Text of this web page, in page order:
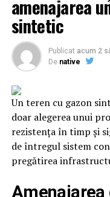
Parfumierii aleg, de
prospețime, energie
printre cele mai
oferă o senzație
frumos în contact cu
Lime-ul
adesea completate
ingrediente lemnoase
fără a încărca
În același timp,
Ingrediente precum
amenajarea
sintetic
Publicat acum 2
De native
Un teren cu gazon
doar alegerea unui
rezistența în timp și
de întregul sistem
pregătirea